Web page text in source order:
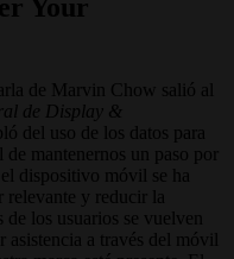
Your
de Marvin Chow salió al
de Display &
del uso de los datos para
mantenernos un paso por
dispositivo móvil se ha
relevante y reducir la
los usuarios se vuelven
a través del móvil